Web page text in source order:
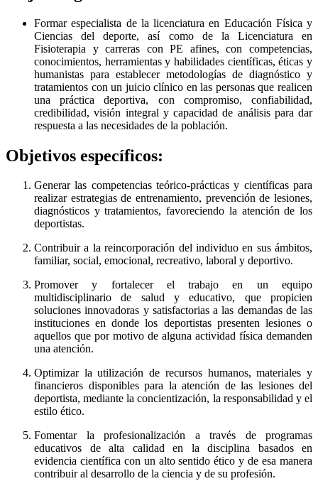
Formar especialista de la licenciatura en Educación Física y
Ciencias del deporte, así como de la Licenciatura en
Fisioterapia y carreras con PE afines, con competencias,
conocimientos, herramientas y habilidades científicas, éticas y
humanistas para establecer metodologías de diagnóstico y
tratamientos con un juicio clínico en las personas que realicen
una práctica deportiva, con compromiso, confiabilidad,
credibilidad, visión integral y capacidad de análisis para dar
respuesta a las necesidades de la población.
Objetivos específicos:
Generar las competencias teórico-prácticas y científicas para
realizar estrategias de entrenamiento, prevención de lesiones,
diagnósticos y tratamientos, favoreciendo la atención de los
deportistas.
Contribuir a la reincorporación del individuo en sus ámbitos,
familiar, social, emocional, recreativo, laboral y deportivo.
Promover y fortalecer el trabajo en un equipo
multidisciplinario de salud y educativo, que propicien
soluciones innovadoras y satisfactorias a las demandas de las
instituciones en donde los deportistas presenten lesiones o
aquellos que por motivo de alguna actividad física demanden
una atención.
Optimizar la utilización de recursos humanos, materiales y
financieros disponibles para la atención de las lesiones del
deportista, mediante la concientización, la responsabilidad y el
estilo ético.
Fomentar la profesionalización a través de programas
educativos de alta calidad en la disciplina basados en
evidencia científica con un alto sentido ético y de esa manera
contribuir al desarrollo de la ciencia y de su profesión.